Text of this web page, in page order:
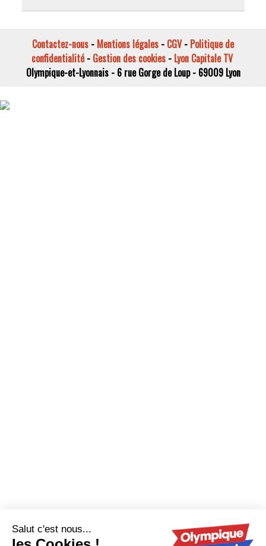
Contactez-nous - Mentions légales - CGV- Politique de
confidentialité- Gestion des cookies- Lyon Capitale TV
Olympique-et-Lyonnais - 6 rue Gorge de Loup - 69009 Lyon